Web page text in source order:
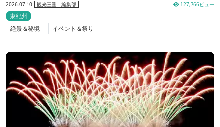
2026.07.10 観光三重 編集部 127,766ビュー
東紀州
絶景＆秘境
イベント＆祭り